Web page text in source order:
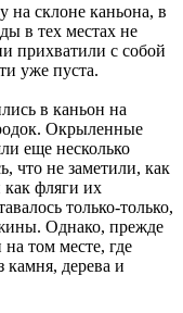
склоне каньона, в
в тех местах не
прихватили с собой
уже пуста.
в каньон на
Окрыленные
еще несколько
что не заметили, как
фляги их
только-только,
Однако, прежде
том месте, где
камня, дерева и